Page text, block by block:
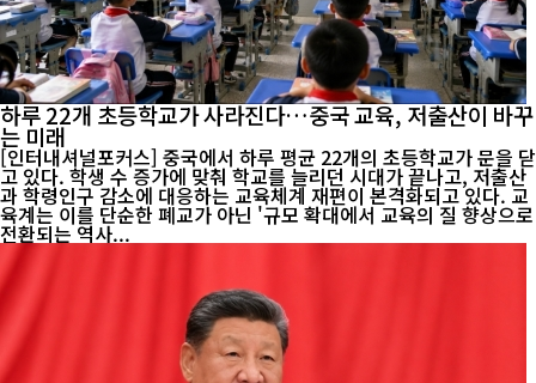
하루 22개 초등학교가 사라진다…중국 교육, 저출산이 바꾸
는 미래
[인터내셔널포커스] 중국에서 하루 평균 22개의 초등학교가 문을 닫
고 있다. 학생 수 증가에 맞춰 학교를 늘리던 시대가 끝나고, 저출산
과 학령인구 감소에 대응하는 교육체계 재편이 본격화되고 있다. 교
육계는 이를 단순한 폐교가 아닌 '규모 확대에서 교육의 질 향상으로
전환되는 역사...